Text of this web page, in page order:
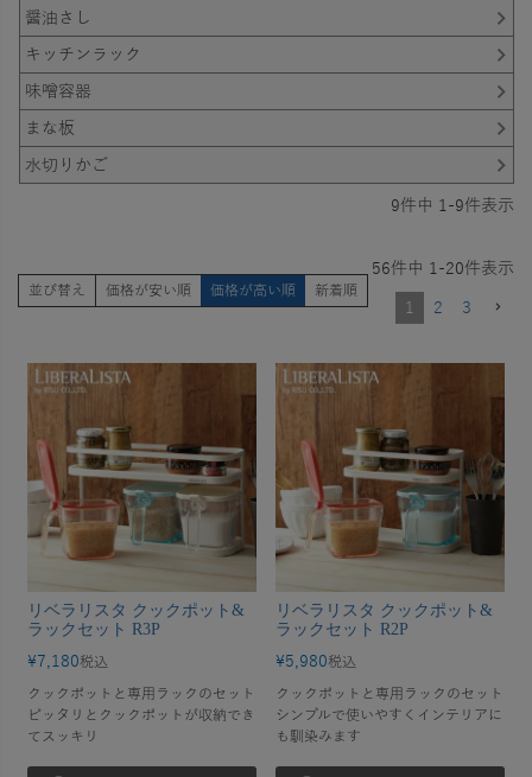
醤油さし
キッチンラック
味噌容器
まな板
水切りかご
9件中 1-9件表示
並び替え 価格が安い順 価格が高い順 新着順
56件中 1-20件表示
1 2 3
リベラリスタ クックポット&
ラックセット R3P
¥7,180税込
クックポットと専用ラックのセット
ピッタリとクックポットが収納でき
てスッキリ
リベラリスタ クックポット&
ラックセット R2P
¥5,980税込
クックポットと専用ラックのセット
シンプルで使いやすくインテリアに
も馴染みます